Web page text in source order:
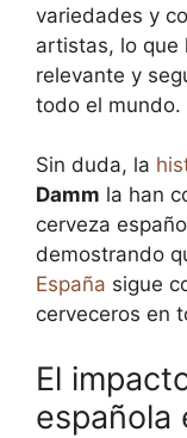
variedades y
artistas, lo que
relevante y
todo el mundo.
Sin duda, la
Damm la han
cerveza
demostrando
España sigue
cerveceros en
El
española